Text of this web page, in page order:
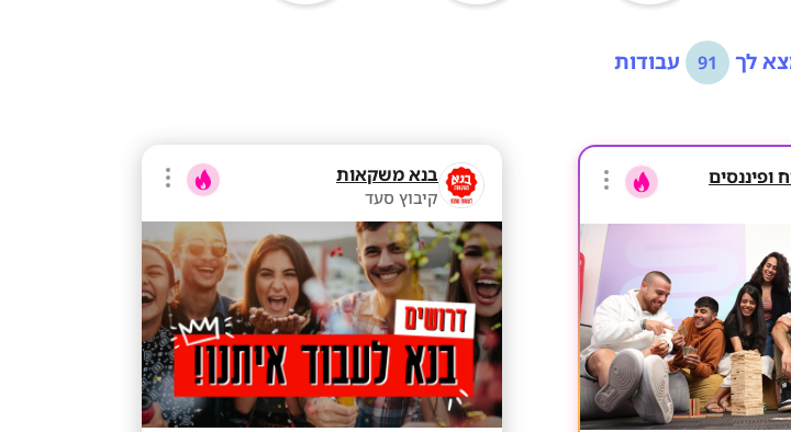
לך 91 עבודות
ופיננסים בנא משקאות
קיבוץ סעד